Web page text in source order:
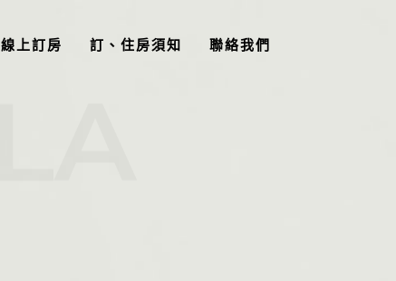
線上訂房 訂、住房須知 聯絡我們